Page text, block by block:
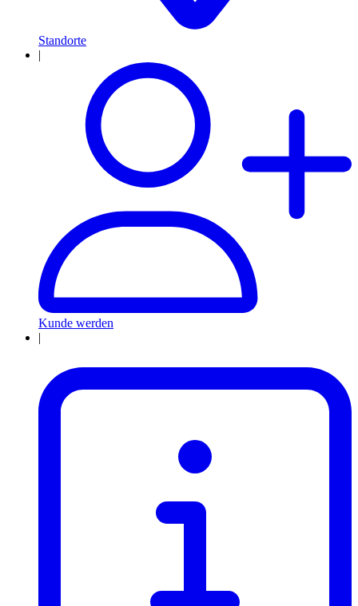
Standorte
|
Kunde werden
|